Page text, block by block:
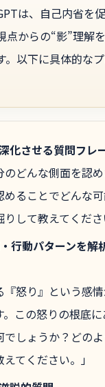
は、自己内省を
点からの“影”理解
。以下に具体的な
化させる質問フレ
のどんな側面を認
めることでどんな
して教えてくださ
行動パターンを解
『怒り』という感
。この怒りの根底
でしょうか？どの
てください。」